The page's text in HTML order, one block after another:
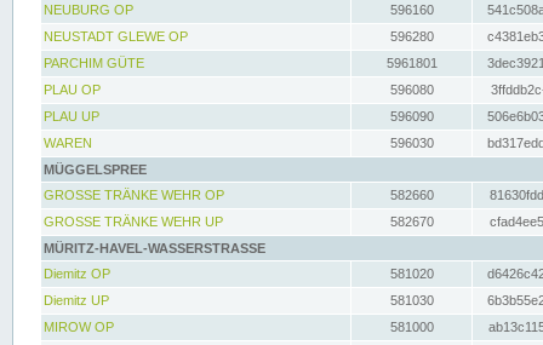
NEUBURG OP
596160
NEUSTADT GLEWE OP
596280
PARCHIM GÜTE
5961801
PLAU OP
596080
PLAU UP
596090
WAREN
596030
MÜGGELSPREE
GROSSE TRÄNKE WEHR OP
582660
GROSSE TRÄNKE WEHR UP
582670
MÜRITZ-HAVEL-WASSERSTRASSE
Diemitz OP
581020
Diemitz UP
581030
MIROW OP
581000